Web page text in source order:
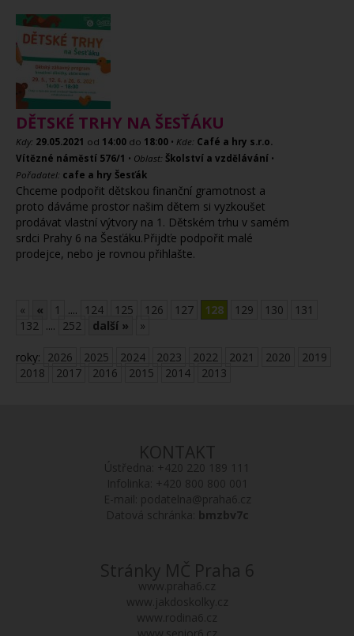
DĚTSKÉ TRHY NA ŠESŤÁKU
Kdy: 29.05.2021 od 14:00 do 18:00 • Kde: Café a hry s.r.o.
Vítězné náměstí 576/1 • Oblast: Školství a vzdělávání •
Pořadatel: cafe a hry Šesťák
Chceme podpořit dětskou finanční gramotnost a
proto dáváme prostor našim dětem si vyzkoušet
prodávat vlastní výtvory na 1. Dětském trhu v samém
srdci Prahy 6 na Šesťáku.Přijdťe podpořit malé
prodejce, nebo je rovnou přihlašte.
« « 1 .... 124 125 126 127 128 129 130
131
132 .... 252 další » »
roky: 2026 2025 2024 2023 2022 2021 2020
2019
2018
2017 2016 2015 2014 2013
KONTAKT
Ústředna: +420 220 189 111
Infolinka: +420 800 800 001
E-mail: podatelna@praha6.cz
Datová schránka: bmzbv7c
Stránky MČ Praha 6
www.praha6.cz
www.jakdoskolky.cz
www.rodina6.cz